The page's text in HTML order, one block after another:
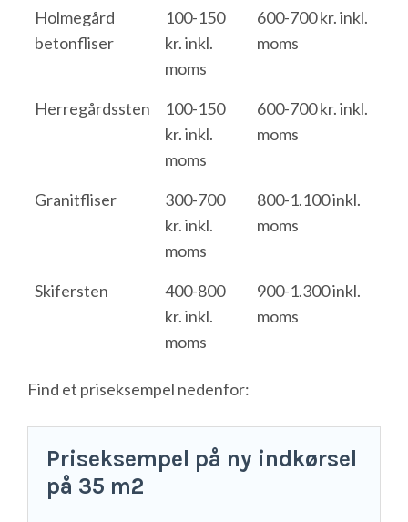
Holmegård
betonfliser
100-150
kr. inkl.
moms
600-700 kr. inkl.
moms
Herregårdssten
100-150
kr. inkl.
moms
600-700 kr. inkl.
moms
Granitfliser
300-700
kr. inkl.
moms
800-1.100 inkl.
moms
Skifersten
400-800
kr. inkl.
moms
900-1.300 inkl.
moms
Find et priseksempel nedenfor:
Priseksempel på ny indkørsel
på 35 m2